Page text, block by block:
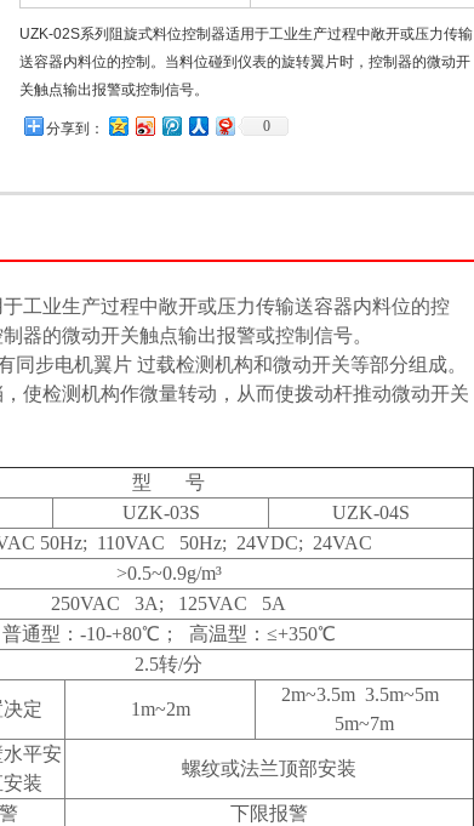
UZK-02S系列阻旋式料位控制器适用于工业生产过程中敞开或压力传输
送容器内料位的控制。当料位碰到仪表的旋转翼片时，控制器的微动开
关触点输出报警或控制信号。
分享到： 0
工业生产过程中敞开或压力传输送容器内料位的控
器的微动开关触点输出报警或控制信号。
同步电机翼片 过载检测机构和微动开关等部分组成。
使检测机构作微量转动，从而使拨动杆推动微动开关
型 号
UZK-03S
UZK-04S
50Hz; 110VAC 50Hz; 24VDC; 24VAC
>0.5~0.9g/m³
250VAC 3A; 125VAC 5A
普通型：-10-+80℃； 高温型：≤+350℃
2.5转/分
定 1m~2m
2m~3.5m 3.5m~5m
5m~7m
平安
装
螺纹或法兰顶部安装
下限报警